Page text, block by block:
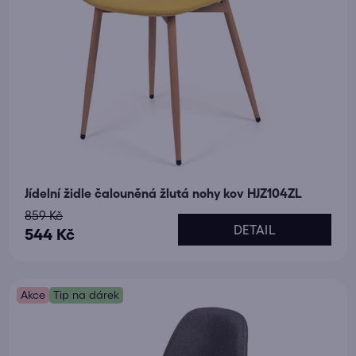
Jídelní židle čalouněná žlutá nohy kov HJZ104ZL
544 Kč
859 Kč
DETAIL
Akce Tip na dárek